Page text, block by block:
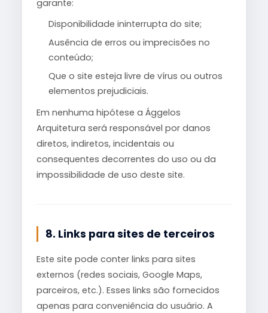
garante:
Disponibilidade ininterrupta do site;
Ausência de erros ou imprecisões no
conteúdo;
Que o site esteja livre de vírus ou outros
elementos prejudiciais.
Em nenhuma hipótese a Ággelos
Arquitetura será responsável por danos
diretos, indiretos, incidentais ou
consequentes decorrentes do uso ou da
impossibilidade de uso deste site.
8. Links para sites de terceiros
Este site pode conter links para sites
externos (redes sociais, Google Maps,
parceiros, etc.). Esses links são fornecidos
apenas para conveniência do usuário. A